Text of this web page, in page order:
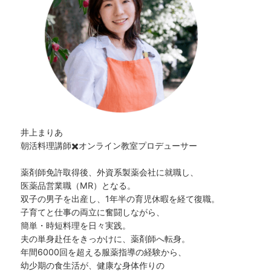
井上まりあ
朝活料理講師✖️オンライン教室プロデューサー
薬剤師免許取得後、外資系製薬会社に就職し、
医薬品営業職（MR）となる。
双子の男子を出産し、1年半の育児休暇を経て復職。
子育てと仕事の両立に奮闘しながら、
簡単・時短料理を日々実践。
夫の単身赴任をきっかけに、薬剤師へ転身。
年間6000回を超える服薬指導の経験から、
幼少期の食生活が、健康な身体作りの